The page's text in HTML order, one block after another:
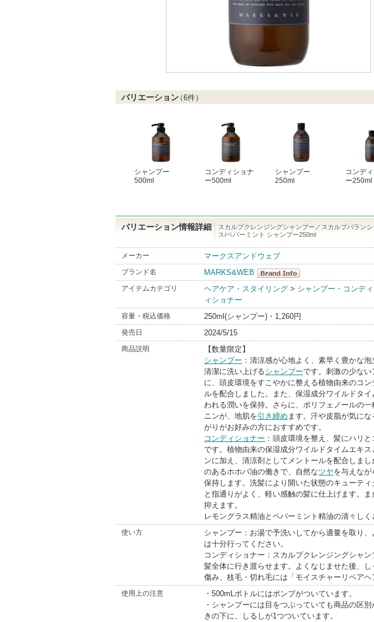
バリエーション（6件）
シャンプー
500ml
コンディショナ
ー500ml
シャンプー
250ml
コンデ
ー250ml
バリエーション情報詳細
スカルプクレンジングシャンプー／スカルプバラン
ス/ペパーミント シャンプー250ml
メーカー マークスアンドウェブ
ブランド名
MARKS&WEB
MARKS&WE
アイテムカテゴリ ヘアケア・スタイリング > シャンプー・コンデ
ィショナー
容量・税込価格 250ml(シャンプー)・1,260円
発売日 2024/5/15
商品説明
【数量限定】
シャンプー ：清涼感が心地よく、素早く豊かな
清潔に洗い上げるシャンプーです。刺激の少な
に、頭皮環境をすこやかに整える植物由来のコ
ルを配合しました。また、保湿成分ワイルドタ
われる潤いを保持。さらに、ポリフェノールの
ニンが、地肌を引き締め ます。汗や皮脂が気に
がりがお好みの方におすすめです。
コンディショナー ：頭皮環境を整え、髪にハリ
です。植物由来の保湿成分ワイルドタイムエキス
ンに加え、清涼剤としてメントールを配合しま
のあるホホバ油の働きで、自然なツヤを与えなが
保持します。洗髪により開いた状態のキューテ
と指通りがよく、軽い感触の髪に仕上げます。ま
抑えます。
レモングラス精油とペパーミント精油の清々しく
使い方
シャンプー：お湯で予洗いしてから適量を取り
は十分行ってください。
コンディショナー：スカルプクレンジングシャ
髪全体に行き渡らせます。よくなじませた後、
傷み、枝毛・切れ毛には「モイスチャーリペアヘ
使用上の注意
・500mLボトルにはポンプがついています。
・シャンプーには目をつぶっていても商品の区
きの下に、しるしが1つついています。